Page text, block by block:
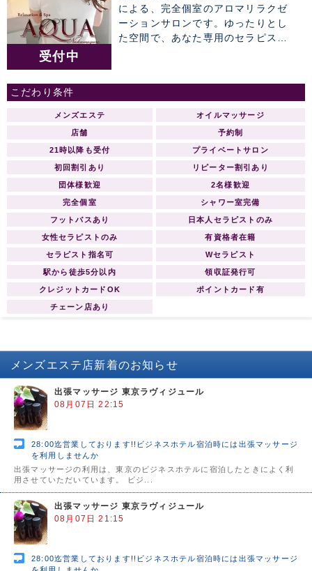
受付中
による、完全個室のアロマリラクゼ
ーションサロンです。ゆったりとし
た空間で、あなた専用のセラピスト
プン】AQUAアクア 総支配人ご挨拶
て、かねてより新店の準備を鋭意進
めておりました。 AQUAアクアをグ
ランドオープンする運びと相成りま
したことをご案内申し上げます。 こ
れも皆様のご支援とご協力の賜物と
心より感謝する次第です。 つきまし
ご優待券をメールマガジンにて同封
させて頂きます。 皆様のご期待に添
えますよう日々精進する所存で御座
いますので、なにとぞ倍旧のご指
総支配人 R.YURIA
こだわり条件
メンズエステ オイルマッサージ
店舗 予約制
21時以降も受付 プライベートサロン
初回割引あり リピーター割引あり
団体様歓迎 2名様歓迎
完全個室 シャワー室完備
フットバスあり 日本人セラピストのみ
女性セラピストのみ 有資格者在籍
セラピスト指名可 Wセラピスト
駅から徒歩5分以内 領収証発行可
クレジットカードOK ポイントカード有
チェーン店あり
メンズエステ店新着のお知らせ
出張マッサージ 東京ラヴィジュール
08月07日 22:15
28:00迄営業しております!!ビジネスホテル宿泊時には出張マッサージ
を利用しませんか
出張マッサージの利用は、東京のビジネスホテルに宿泊したときによく利
用させていただいています。 ビジ...
出張マッサージ 東京ラヴィジュール
08月07日 21:15
28:00迄営業しております!!ビジネスホテル宿泊時には出張マッサージ